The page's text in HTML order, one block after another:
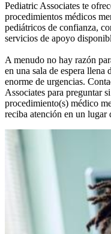
Pediatric Associates te
procedimientos médicos
pediátricos de confianza,
servicios de apoyo
A menudo no hay razón
en una sala de espera llena
enorme de urgencias.
Associates para preguntar
procedimiento(s) médico
reciba atención en un lugar